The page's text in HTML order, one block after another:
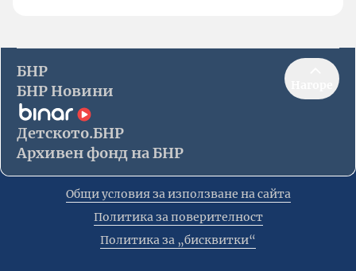
БНР
БНР Новини
Детското.БНР
Архивен фонд на БНР
Общи условия за използване на сайта
Политика за поверителност
Политика за „бисквитки“